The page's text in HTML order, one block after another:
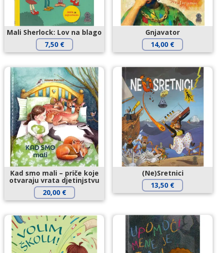
Mali Sherlock: Lov na blago
7,50 €
Gnjavator
14,00 €
Kad smo mali – priče koje
otvaraju vrata djetinjstvu
20,00 €
(Ne)Sretnici
13,50 €